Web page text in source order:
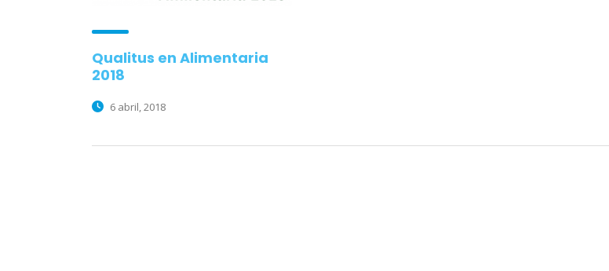
Qualitus en Alimentaria
2018
6 abril, 2018